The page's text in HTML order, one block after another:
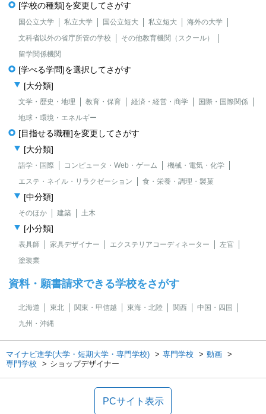
[学校の種類]を変更してさがす
国公立大学 私立大学 国公立短大 私立短大
海外の大学
文科省以外の省庁所管の学校
その他教育機関（スクール）
留学関係機関
[学べる学問]を選択してさがす
[大分類]
文学・歴史・地理 教育・保育 経済・経営・商学
国際・国際関係
地球・環境・エネルギー
[目指せる職種]を変更してさがす
[大分類]
語学・国際 コンピュータ・Web・ゲーム
機械・電気・化学
エステ・ネイル・リラクゼーション
食・栄養・調理・製菓
[中分類]
そのほか 建築 土木
[小分類]
表具師 家具デザイナー エクステリアコーディネーター
左官
塗装業
資料・願書請求できる学校をさがす
北海道 東北 関東・甲信越 東海・北陸 関西
中国・四国
九州・沖縄
マイナビ進学(大学・短期大学・専門学校) 専門学校
動画
専門学校
ショップデザイナー
PCサイト表示